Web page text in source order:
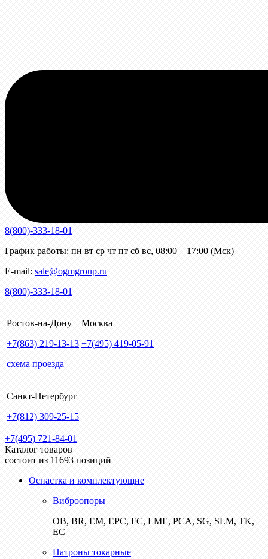
8(800)-333-18-01
График работы: пн вт ср чт пт сб вс, 08:00—17:00 (Мск)
E-mail: sale@ogmgroup.ru
8(800)-333-18-01
Ростов-на-Дону
+7(863) 219-13-13
схема проезда
Москва
+7(495) 419-05-91
Санкт-Петербург
+7(812) 309-25-15
+7(495) 721-84-01
Каталог товаров
состоит из 11693 позиций
Оснастка и комплектующие
Виброопоры
ОВ, BR, EM, EPC, FC, LME, PCA, SG, SLM, TK,
EC
Патроны токарные